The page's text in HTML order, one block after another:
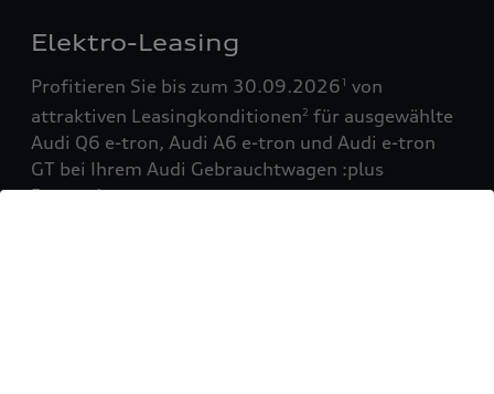
Elektro-Leasing
Profitieren Sie bis zum 30.09.20261 von
attraktiven Leasingkonditionen2 für ausgewählte
Audi Q6 e-tron, Audi A6 e-tron und Audi e-tron
GT bei Ihrem Audi Gebrauchtwagen :plus
Partner!